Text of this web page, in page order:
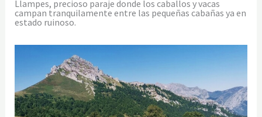
Llampes, precioso paraje donde los caballos y vacas
campan tranquilamente entre las pequeñas cabañas ya en
estado ruinoso.